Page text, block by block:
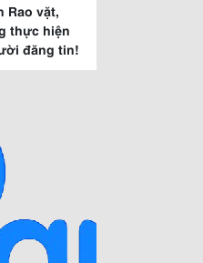
Rao vặt,
thực hiện
đăng tin!